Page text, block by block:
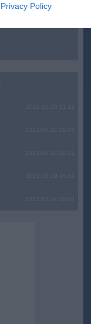
Privacy Policy